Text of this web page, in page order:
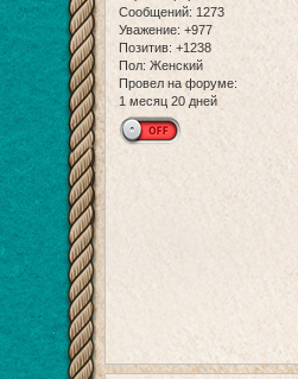
Сообщений: 1273
Уважение: +977
Позитив: +1238
Пол: Женский
Провел на форуме:
1 месяц 20 дней